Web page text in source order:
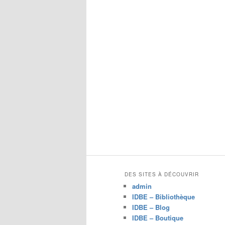
DES SITES À DÉCOUVRIR
admin
IDBE – Bibliothèque
IDBE – Blog
IDBE – Boutique